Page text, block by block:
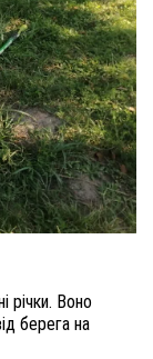
річки. Воно
берега на